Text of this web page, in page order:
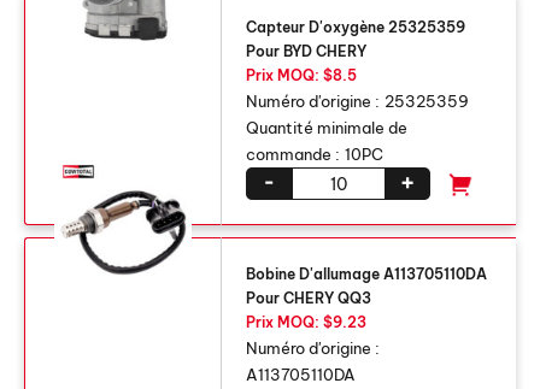
Capteur D'oxygène 25325359
Pour BYD CHERY
Prix ​​MOQ: $8.5
Numéro d'origine : 25325359
Quantité minimale de
commande : 10PC
+
-
Bobine D'allumage A113705110DA
Pour CHERY QQ3
Prix ​​MOQ: $9.23
Numéro d'origine :
A113705110DA